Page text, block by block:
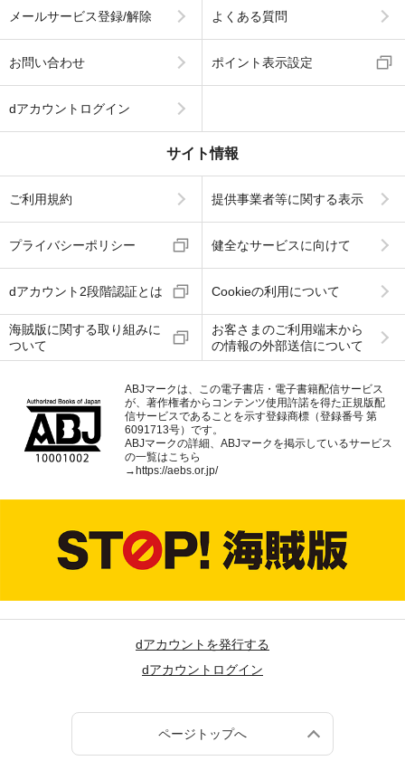
メールサービス登録/解除 よくある質問
お問い合わせ ポイント表示設定
dアカウントログイン
サイト情報
ご利用規約 提供事業者等に関する表示
プライバシーポリシー 健全なサービスに向けて
dアカウント2段階認証とは Cookieの利用について
海賊版に関する取り組みに
ついて
お客さまのご利用端末から
の情報の外部送信について
ABJマークは、この電子書店・電子書籍配信サービス
が、著作権者からコンテンツ使用許諾を得た正規版配
信サービスであることを示す登録商標（登録番号 第
6091713号）です。
ABJマークの詳細、ABJマークを掲示しているサービス
の一覧はこちら
→ https://aebs.or.jp/
dアカウントを発行する
dアカウントログイン
ページトップへ